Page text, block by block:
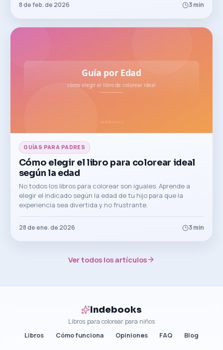
8 de feb. de 2026 3min
GUÍAS PARA PADRES
Cómo elegir el libro para colorear ideal
según la edad
No todos los libros para colorear son iguales. Aprende a
elegir el indicado según la edad de tu hijo para que la
experiencia sea divertida y no frustrante.
28 de ene. de 2026 3min
Ver todos los artículos
Indebooks
Libros para colorear para niños
Libros
Cómo funciona Opiniones FAQ Blog